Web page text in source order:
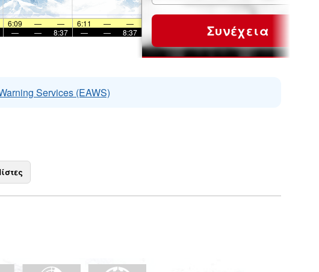
6:09 — — 6:11 —
—
— — 8:37 — — 8:37 Συνέχεια
Services (EAWS)